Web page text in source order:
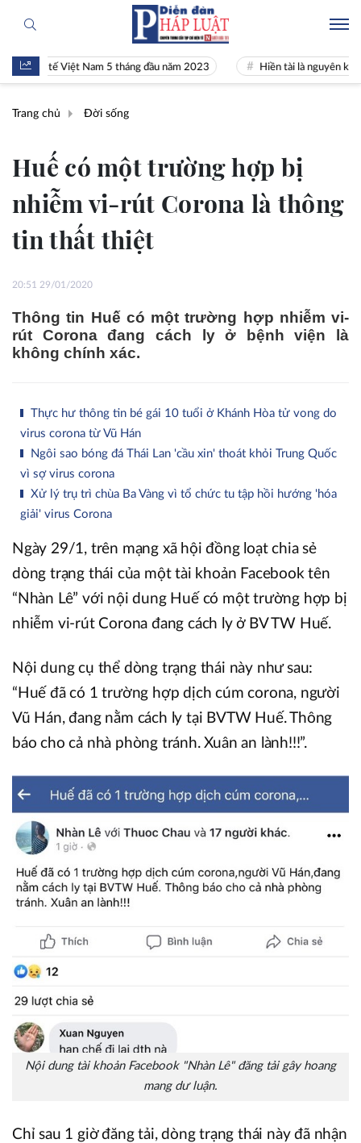
tế Việt Nam 5 tháng đầu năm 2023 Hiền tài là nguyên khí Quốc
Trang chủ Đời sống
Huế có một trường hợp bị
nhiễm vi-rút Corona là thông
tin thất thiệt
20:51 29/01/2020
Thông tin Huế có một trường hợp nhiễm vi-
rút Corona đang cách ly ở bệnh viện là
không chính xác.
Thực hư thông tin bé gái 10 tuổi ở Khánh Hòa tử vong do
virus corona từ Vũ Hán
Ngôi sao bóng đá Thái Lan 'cầu xin' thoát khỏi Trung Quốc
vì sợ virus corona
Xử lý trụ trì chùa Ba Vàng vì tổ chức tu tập hồi hướng 'hóa
giải' virus Corona
Ngày 29/1, trên mạng xã hội đồng loạt chia sẻ
dòng trạng thái của một tài khoản Facebook tên
“Nhàn Lê” với nội dung Huế có một trường hợp bị
nhiễm vi-rút Corona đang cách ly ở BV TW Huế.
Nội dung cụ thể dòng trạng thái này như sau:
“Huế đã có 1 trường hợp dịch cúm corona, người
Vũ Hán, đang nằm cách ly tại BVTW Huế. Thông
báo cho cả nhà phòng tránh. Xuân an lành!!!”.
Nội dung tài khoản Facebook "Nhàn Lê" đăng tải gây hoang
mang dư luận.
Chỉ sau 1 giờ đăng tải, dòng trạng thái này đã nhận